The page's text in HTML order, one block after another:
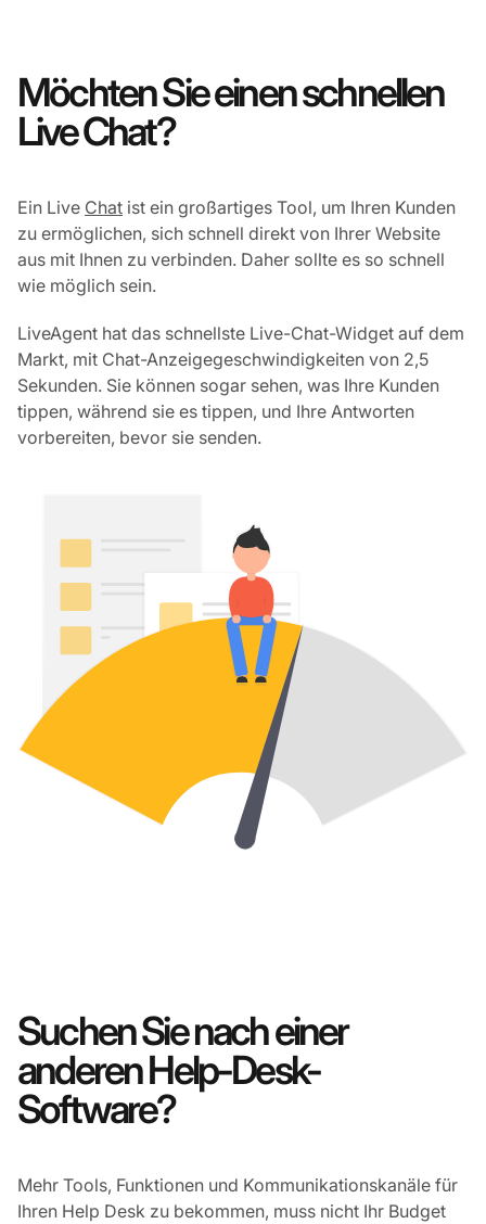
Möchten Sie einen schnellen
Live Chat?
Ein Live Chat ist ein großartiges Tool, um Ihren Kunden
zu ermöglichen, sich schnell direkt von Ihrer Website
aus mit Ihnen zu verbinden. Daher sollte es so schnell
wie möglich sein.
LiveAgent hat das schnellste Live-Chat-Widget auf dem
Markt, mit Chat-Anzeigegeschwindigkeiten von 2,5
Sekunden. Sie können sogar sehen, was Ihre Kunden
tippen, während sie es tippen, und Ihre Antworten
vorbereiten, bevor sie senden.
Suchen Sie nach einer
anderen Help-Desk-
Software?
Mehr Tools, Funktionen und Kommunikationskanäle für
Ihren Help Desk zu bekommen, muss nicht Ihr Budget